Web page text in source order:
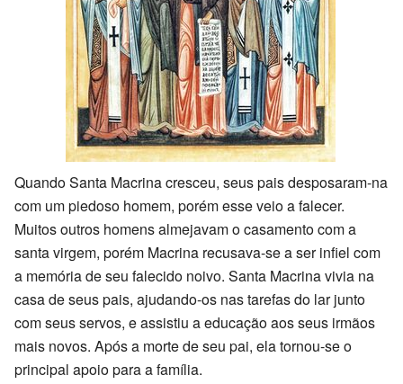
Quando Santa Macrina cresceu, seus pais desposaram-na
com um piedoso homem, porém esse veio a falecer.
Muitos outros homens almejavam o casamento com a
santa virgem, porém Macrina recusava-se a ser infiel com
a memória de seu falecido noivo. Santa Macrina vivia na
casa de seus pais, ajudando-os nas tarefas do lar junto
com seus servos, e assistiu a educação aos seus irmãos
mais novos. Após a morte de seu pai, ela tornou-se o
principal apoio para a família.